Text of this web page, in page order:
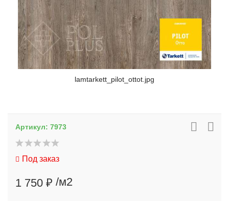
lamtarkett_pilot_ottot.jpg
Артикул: 7973
Под заказ
1 750 ₽ /м2